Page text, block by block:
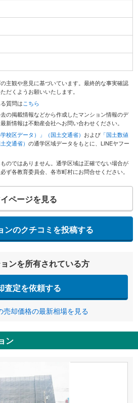
主観や意見に基づいています。最終的な事実確認
だくようお願いいたします。
質問はこちら
の掲載情報などから作成したマンション情報のデ
新情報は不動産会社へお問い合わせください。
校区データ）」（国土交通省） および 「国土数値
交通省） の通学区域データをもとに、LINEヤフー
のではありません。通学区域は正確でない場合が
ず各教育委員会、各市町村にお問合せください。
ページを見る
ンのクチコミを投稿する
ンを所有されている方
査定を依頼する
売却価格の最新相場を見る
ン